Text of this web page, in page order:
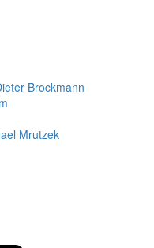
Brockmann
Mrutzek